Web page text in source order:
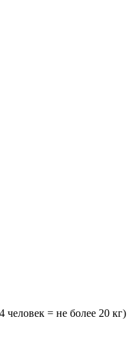
= не более 20 кг)